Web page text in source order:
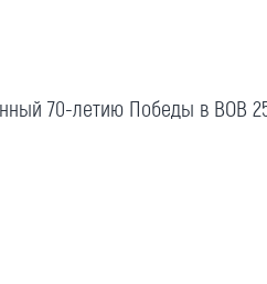
70-летию Победы в ВОВ